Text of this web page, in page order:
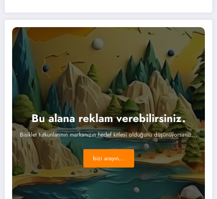
Bu alana reklam verebilirsiniz.
Bisiklet tutkunlarının markanızın hedef kitlesi olduğunu düşünüyorsanız...
bizi arayın...